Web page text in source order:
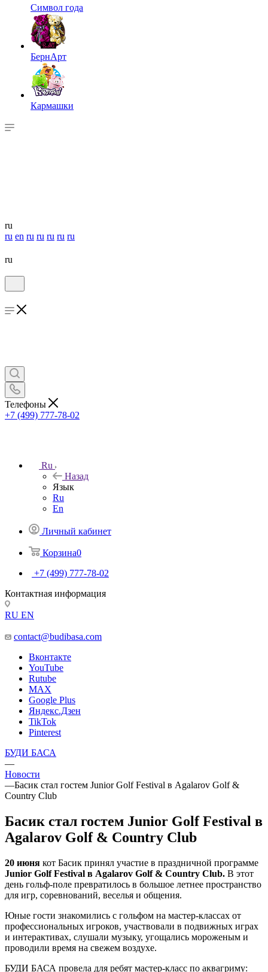
Символ года
БернАрт
Кармашки
ru
ru en ru ru ru ru ru
ru
Телефоны
+7 (499) 777-78-02
Ru
Назад
Язык
Ru
En
Личный кабинет
Корзина0
+7 (499) 777-78-02
Контактная информация
RU EN
contact@budibasa.com
Вконтакте
YouTube
Rutube
MAX
Google Plus
Яндекс.Дзен
TikTok
Pinterest
БУДИ БАСА
—
Новости
—Басик стал гостем Junior Golf Festival в Agalarov Golf &
Country Club
Басик стал гостем Junior Golf Festival в
Agalarov Golf & Country Club
20 июня кот Басик принял участие в праздничной программе
Junior Golf Festival в Agalarov Golf & Country Club. В этот
день гольф-поле превратилось в большое летнее пространство
для игр, соревнований, веселья и общения.
Юные гости знакомились с гольфом на мастер-классах от
профессиональных игроков, участвовали в подвижных играх
и интерактивах, слушали музыку, угощались мороженым и
проводили время на свежем воздухе.
БУДИ БАСА провела для ребят мастер-класс по аквагриму: